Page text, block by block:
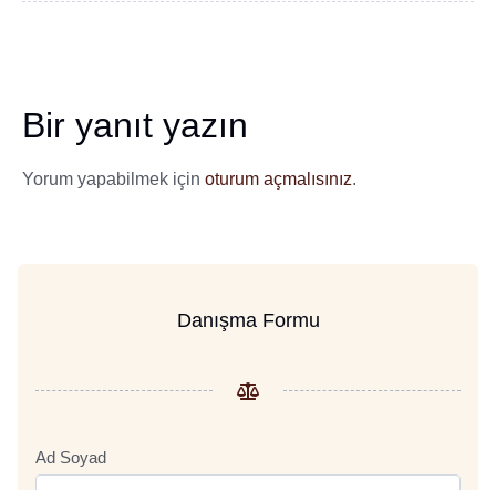
Bir yanıt yazın
Yorum yapabilmek için oturum açmalısınız.
Danışma Formu
Ad Soyad